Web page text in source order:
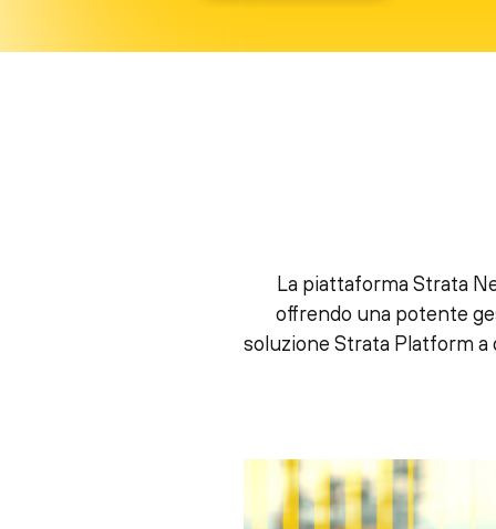
La piattaforma Strata
offrendo una potente
soluzione Strata Platform